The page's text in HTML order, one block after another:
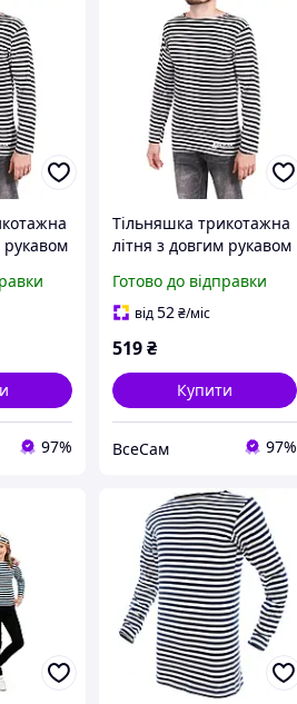
рукавом
піхота)
97%
Тільняшка трикотажна
літня з довгим рукавом
(чорна, морська піхота)
Готово до відправки
від52₴/міс
519₴
Купити
ВсеСам 97%